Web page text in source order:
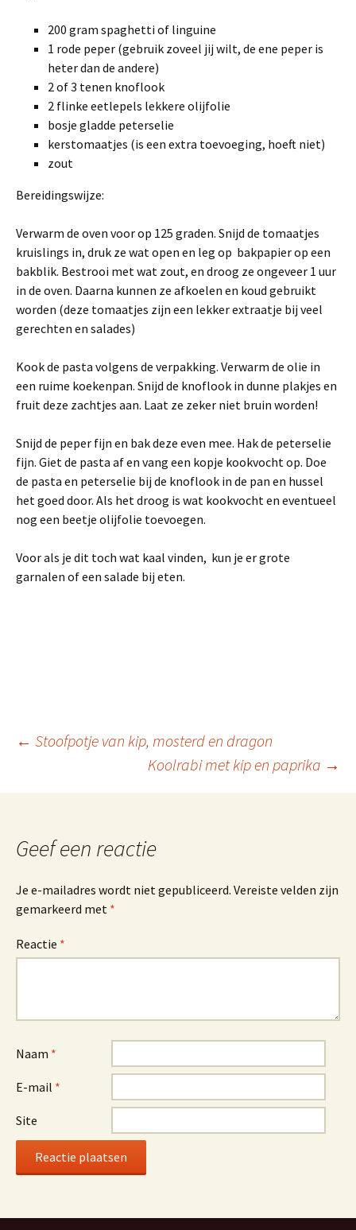
200 gram spaghetti of linguine
1 rode peper (gebruik zoveel jij wilt, de ene peper is
heter dan de andere)
2 of 3 tenen knoflook
2 flinke eetlepels lekkere olijfolie
bosje gladde peterselie
kerstomaatjes (is een extra toevoeging, hoeft niet)
zout
Bereidingswijze:
Verwarm de oven voor op 125 graden. Snijd de tomaatjes
kruislings in, druk ze wat open en leg op bakpapier op een
bakblik. Bestrooi met wat zout, en droog ze ongeveer 1 uur
in de oven. Daarna kunnen ze afkoelen en koud gebruikt
worden (deze tomaatjes zijn een lekker extraatje bij veel
gerechten en salades)
Kook de pasta volgens de verpakking. Verwarm de olie in
een ruime koekenpan. Snijd de knoflook in dunne plakjes en
fruit deze zachtjes aan. Laat ze zeker niet bruin worden!
Snijd de peper fijn en bak deze even mee. Hak de peterselie
fijn. Giet de pasta af en vang een kopje kookvocht op. Doe
de pasta en peterselie bij de knoflook in de pan en hussel
het goed door. Als het droog is wat kookvocht en eventueel
nog een beetje olijfolie toevoegen.
Voor als je dit toch wat kaal vinden, kun je er grote
garnalen of een salade bij eten.
Berichtnavigatie
← Stoofpotje van kip, mosterd en dragon
Koolrabi met kip en paprika →
Geef een reactie
Je e-mailadres wordt niet gepubliceerd. Vereiste velden zijn
gemarkeerd met *
Reactie *
Naam *
E-mail *
Site